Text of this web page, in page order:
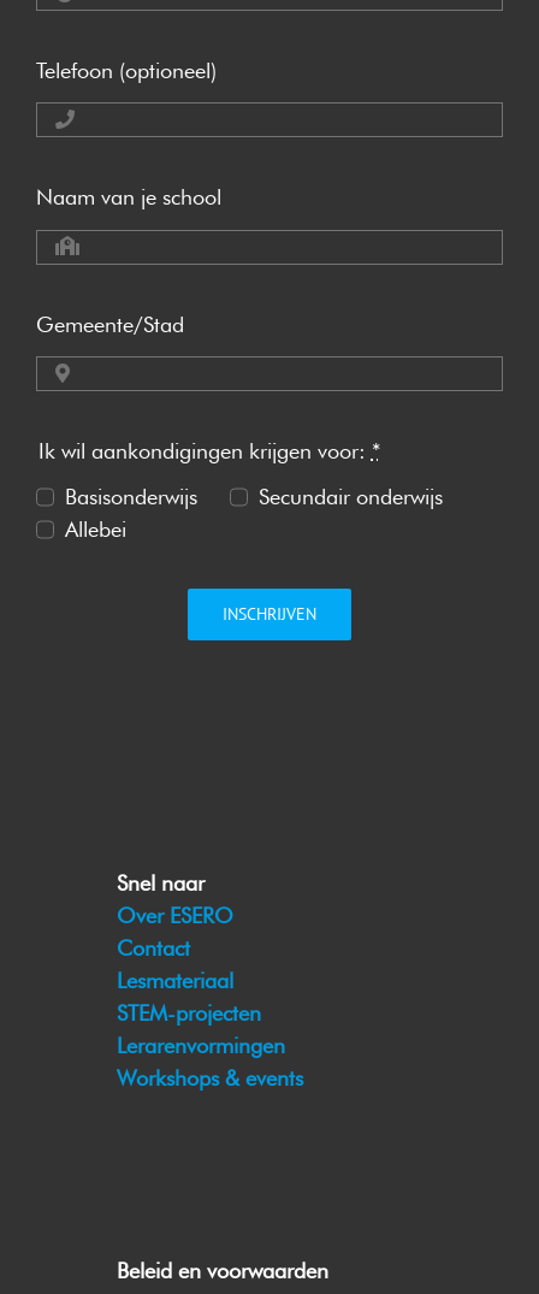
Telefoon (optioneel)
Naam van je school
Gemeente/Stad
Ik wil aankondigingen krijgen voor: *
Basisonderwijs
Secundair onderwijs
Allebei
INSCHRIJVEN
Snel naar
Over ESERO
Contact
Lesmateriaal
STEM-projecten
Lerarenvormingen
Workshops & events
Beleid en voorwaarden